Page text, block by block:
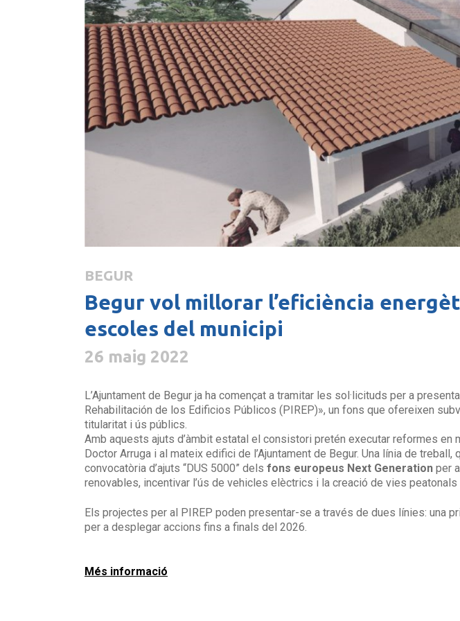
BEGUR
Begur vol millorar l’eficiència
escoles del municipi
26 maig 2022
L’Ajuntament de Begur ja ha començat a tramitar les sol·licituds per a
Rehabilitación de los Edificios Públicos (PIREP)», un fons que ofereixen
titularitat i ús públics.
Amb aquests ajuts d’àmbit estatal el consistori pretén executar reformes
Doctor Arruga i al mateix edifici de l’Ajuntament de Begur. Una línia de
convocatòria d’ajuts “DUS 5000” dels fons europeus Next Generation per
renovables, incentivar l’ús de vehicles elèctrics i la creació de vies
Els projectes per al PIREP poden presentar-se a través de dues línies: una
per a desplegar accions fins a finals del 2026.
Més informació